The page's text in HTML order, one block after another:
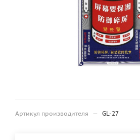
Артикул производителя — GL-27